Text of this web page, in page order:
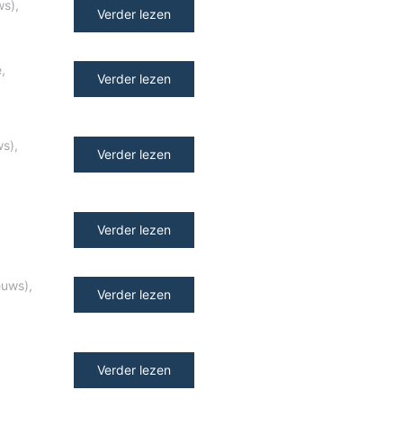
,
Verder lezen
,
Verder lezen
,
Verder lezen
Verder lezen
,
Verder lezen
Verder lezen